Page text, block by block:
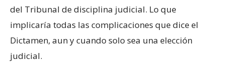
del Tribunal de disciplina judicial. Lo que
implicaría todas las complicaciones que dice el
Dictamen, aun y cuando solo sea una elección
judicial.